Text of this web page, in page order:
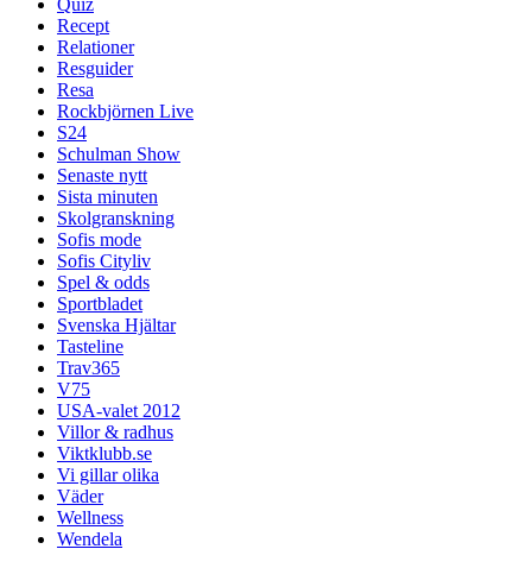
Quiz
Recept
Relationer
Resguider
Resa
Rockbjörnen Live
S24
Schulman Show
Senaste nytt
Sista minuten
Skolgranskning
Sofis mode
Sofis Cityliv
Spel & odds
Sportbladet
Svenska Hjältar
Tasteline
Trav365
V75
USA-valet 2012
Villor & radhus
Viktklubb.se
Vi gillar olika
Väder
Wellness
Wendela